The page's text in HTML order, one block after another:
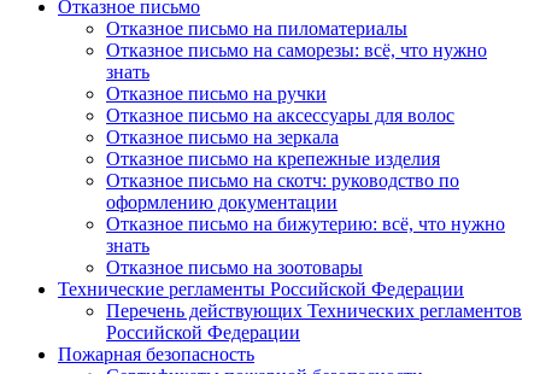
Отказное письмо
Отказное письмо на пиломатериалы
Отказное письмо на саморезы: всё, что нужно
знать
Отказное письмо на ручки
Отказное письмо на аксессуары для волос
Отказное письмо на зеркала
Отказное письмо на крепежные изделия
Отказное письмо на скотч: руководство по
оформлению документации
Отказное письмо на бижутерию: всё, что нужно
знать
Отказное письмо на зоотовары
Технические регламенты Российской Федерации
Перечень действующих Технических регламентов
Российской Федерации
Пожарная безопасность